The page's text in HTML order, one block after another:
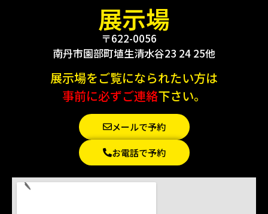
展示場
〒622-0056
南丹市園部町埴生清水谷23 24 25他
展示場をご覧になられたい方は
事前に必ずご連絡下さい。
メールで予約
お電話で予約